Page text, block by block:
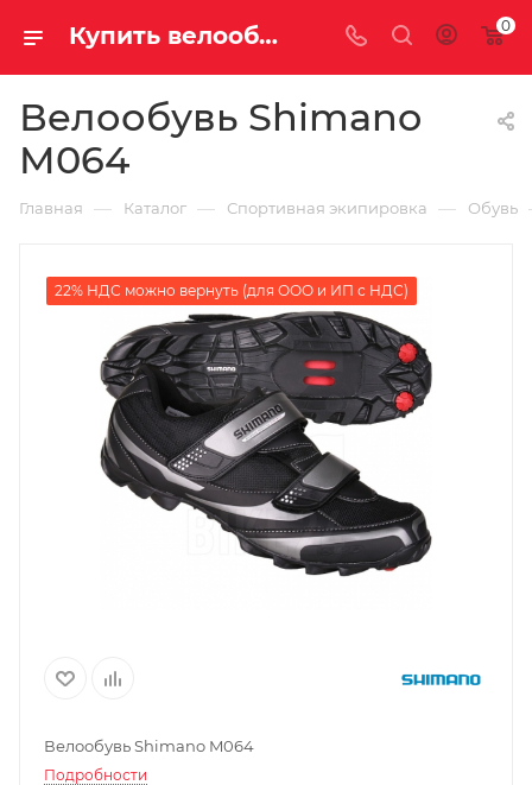
Купить велообувь shimano m064 у официального дилера за 3850.00000000 рублей 0
Велообувь Shimano
M064
Главная — Каталог — Спортивная экипировка — Обувь
22% НДС можно вернуть (для ООО и ИП с НДС)
Велообувь Shimano M064
Подробности